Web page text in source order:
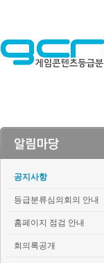
공지사항
등급분류심의회의 안내
홈페이지 점검 안내
회의록공개